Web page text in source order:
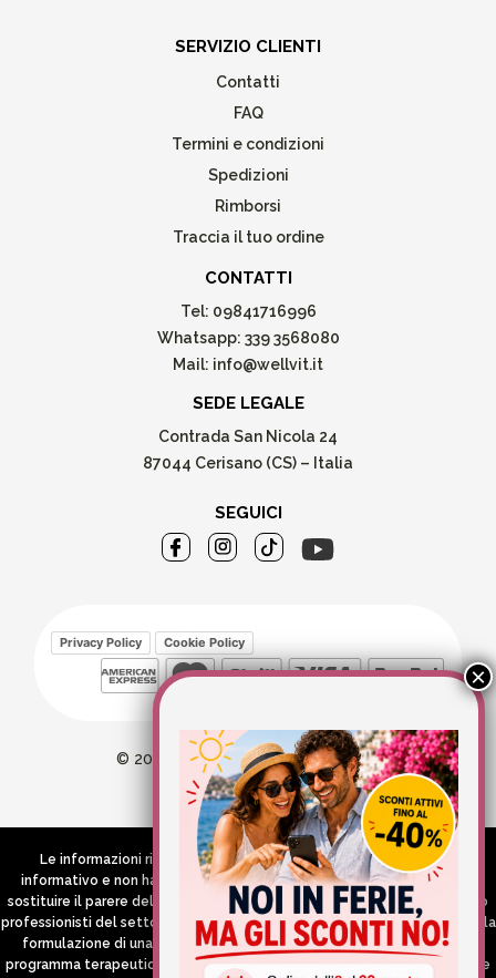
SERVIZIO CLIENTI
Contatti
FAQ
Termini e condizioni
Spedizioni
Rimborsi
Traccia il tuo ordine
CONTATTI
Tel: 09841716996
Whatsapp: 339 3568080
Mail: info@wellvit.it
SEDE LEGALE
Contrada San Nicola 24
87044 Cerisano (CS) – Italia
SEGUICI
Privacy Policy Cookie Policy
© 2026 Wellvit All Rights Reserved
Credits:Aries comunica
Le informazioni riportate nel Sito hanno esclusivamente scopo
informativo e non hanno in alcun modo né la pretesa né l’obiettivo di
sostituire il parere del medico e/o specialista, di altri operatori sanitari o
professionisti del settore che devono in ogni caso essere contattati per la
formulazione di una diagnosi o l’indicazione di un eventuale corretto
programma terapeutico e/o dietetico e/o di integrazione alimentare. Se